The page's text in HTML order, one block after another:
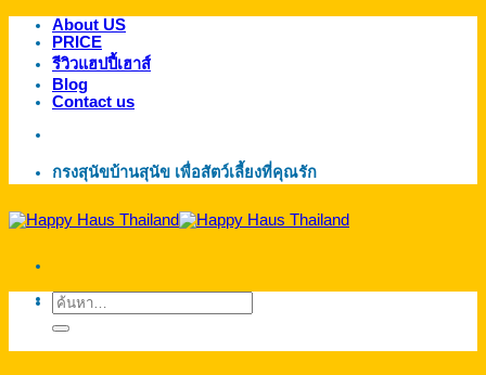
ข้าม
เนื้อหา
About US
PRICE
รีวิวแฮปปี้เฮาส์
Blog
Contact us
กรงสุนัขบ้านสุนัข เพื่อสัตว์เลี้ยงที่คุณรัก
ค้นหา: